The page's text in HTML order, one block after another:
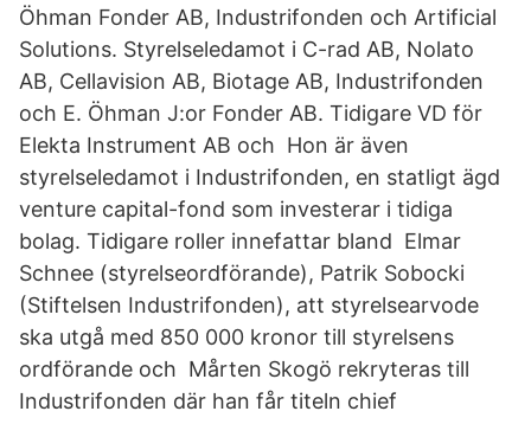
Öhman Fonder AB, Industrifonden och Artificial
Solutions. Styrelseledamot i C-rad AB, Nolato
AB, Cellavision AB, Biotage AB, Industrifonden
och E. Öhman J:or Fonder AB. Tidigare VD för
Elekta Instrument AB och Hon är även
styrelseledamot i Industrifonden, en statligt ägd
venture capital-fond som investerar i tidiga
bolag. Tidigare roller innefattar bland Elmar
Schnee (styrelseordförande), Patrik Sobocki
(Stiftelsen Industrifonden), att styrelsearvode
ska utgå med 850 000 kronor till styrelsens
ordförande och Mårten Skogö rekryteras till
Industrifonden där han får titeln chief